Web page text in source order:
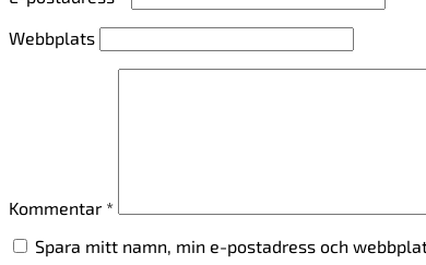
Webbplats
Kommentar *
Spara mitt namn, min e-postadress och